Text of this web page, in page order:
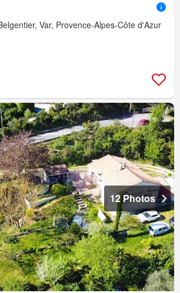
Var, Provence-Alpes-Côte d'Azur
12 Photos